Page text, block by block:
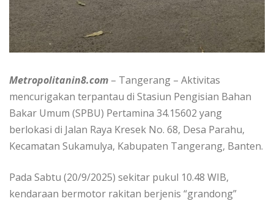
Metropolitanin8.com – Tangerang – Aktivitas
mencurigakan terpantau di Stasiun Pengisian Bahan
Bakar Umum (SPBU) Pertamina 34.15602 yang
berlokasi di Jalan Raya Kresek No. 68, Desa Parahu,
Kecamatan Sukamulya, Kabupaten Tangerang, Banten.
Pada Sabtu (20/9/2025) sekitar pukul 10.48 WIB,
kendaraan bermotor rakitan berjenis “grandong”